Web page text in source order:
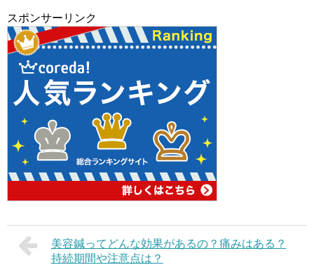
スポンサーリンク
美容鍼ってどんな効果があるの？痛みはある？
持続期間や注意点は？